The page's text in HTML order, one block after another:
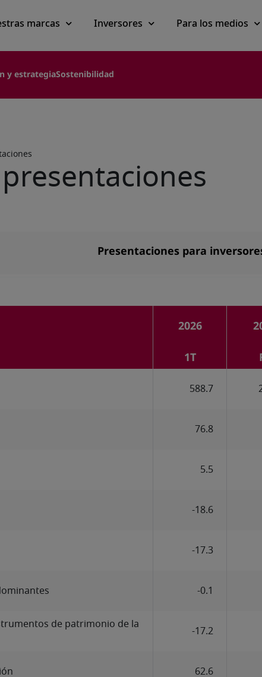
marcas Inversores Para los medios
y estrategiaSostenibilidad
Presentaciones para
2026
1T
588.7
76.8
5.5
-18.6
-17.3
-0.1
de patrimonio de la
-17.2
62.6